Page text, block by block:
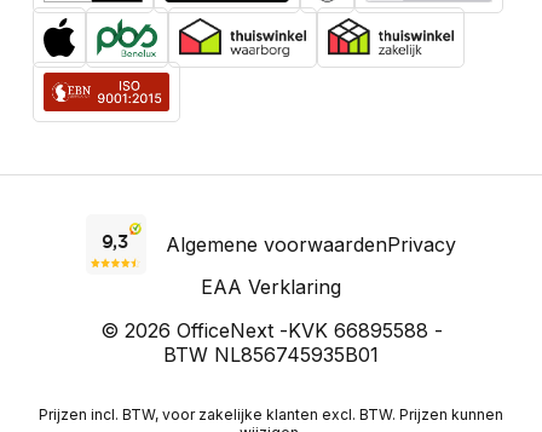
Algemene voorwaardenPrivacy
EAA Verklaring
© 2026 OfficeNext -KVK 66895588 -
BTW NL856745935B01
Prijzen incl. BTW, voor zakelijke klanten excl. BTW. Prijzen kunnen